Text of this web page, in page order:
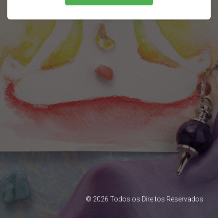
© 2026 Todos os Direitos Reservados